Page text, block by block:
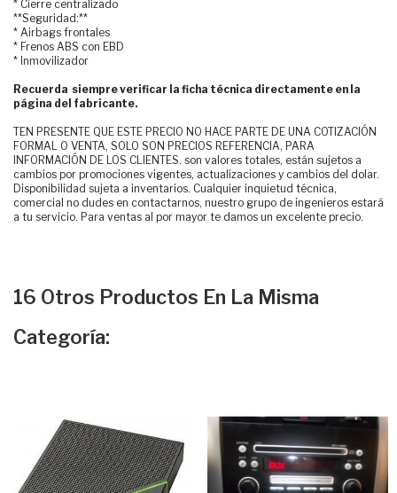
* Cierre centralizado
**Seguridad:**
* Airbags frontales
* Frenos ABS con EBD
* Inmovilizador
Recuerda siempre verificar la ficha técnica directamente en la
página del fabricante.
TEN PRESENTE QUE ESTE PRECIO NO HACE PARTE DE UNA COTIZACIÓN
FORMAL O VENTA, SOLO SON PRECIOS REFERENCIA, PARA
INFORMACIÓN DE LOS CLIENTES. son valores totales, están sujetos a
cambios por promociones vigentes, actualizaciones y cambios del dolar.
Disponibilidad sujeta a inventarios. Cualquier inquietud técnica,
comercial no dudes en contactarnos, nuestro grupo de ingenieros estará
a tu servicio. Para ventas al por mayor te damos un excelente precio.
16 Otros Productos En La Misma
Categoría: